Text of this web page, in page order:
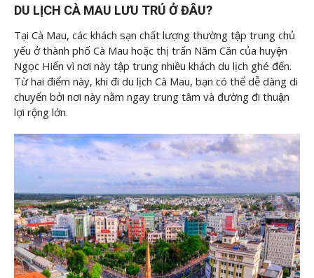
DU LỊCH CÀ MAU LƯU TRÚ Ở ĐÂU?
Tại Cà Mau, các khách sạn chất lượng thường tập trung chủ
yếu ở thành phố Cà Mau hoặc thị trấn Năm Căn của huyện
Ngọc Hiển vì nơi này tập trung nhiều khách du lịch ghé đến.
Từ hai điểm này, khi đi du lịch Cà Mau, bạn có thể dễ dàng di
chuyển bởi nơi này nằm ngay trung tâm và đường đi thuận
lợi rộng lớn.